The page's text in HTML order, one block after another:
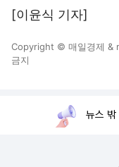
[이윤식 기자]
Copyright © 매일경제 &
금지
뉴스 밖